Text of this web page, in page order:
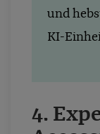
und
KI-
4.